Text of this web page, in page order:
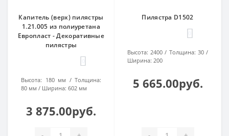
Капитель (верх) пилястры
1.21.005 из полиуретана
Европласт - Декоративные
пилястры
Высота: 180 мм
Толщина:
80 мм
Ширина: 602 мм
3 875.00руб.
Пилястра D1502
Высота: 2400 Толщина: 30
Ширина: 200
5 665.00руб.